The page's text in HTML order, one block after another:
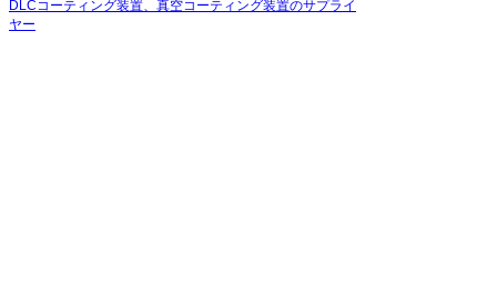
DLCコーティング装置、真空コーティング装置のサプライ
ヤー